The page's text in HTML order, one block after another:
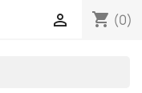
shopping_cart (0)
